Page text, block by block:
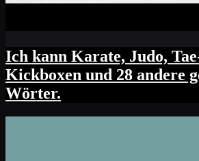
Ich kann Karate, Judo,
Kickboxen und 28 andere
Wörter.